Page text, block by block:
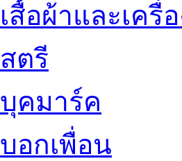
เสื้อผ้าและเครื่
สตรี
บุคมาร์ค
บอกเพื่อน